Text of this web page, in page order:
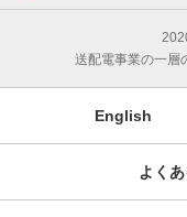
送配電事業の一層
English
よく